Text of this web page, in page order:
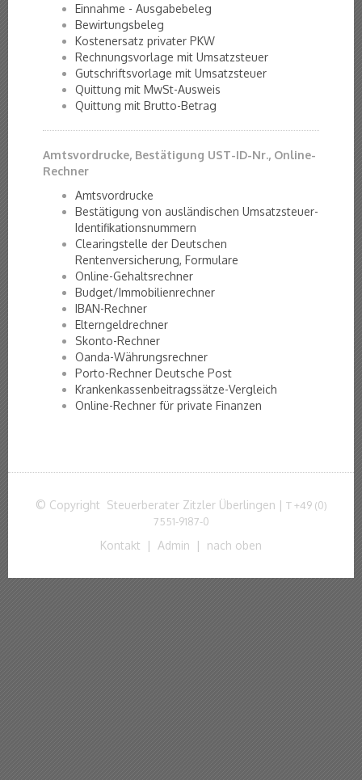
Einnahme - Ausgabebeleg
Bewirtungsbeleg
Kostenersatz privater PKW
Rechnungsvorlage mit Umsatzsteuer
Gutschriftsvorlage mit Umsatzsteuer
Quittung mit MwSt-Ausweis
Quittung mit Brutto-Betrag
Amtsvordrucke, Bestätigung UST-ID-Nr., Online-
Rechner
Amtsvordrucke
Bestätigung von ausländischen Umsatzsteuer-
Identifikationsnummern
Clearingstelle der Deutschen
Rentenversicherung, Formulare
Online-Gehaltsrechner
Budget/Immobilienrechner
IBAN-Rechner
Elterngeldrechner
Skonto-Rechner
Oanda-Währungsrechner
Porto-Rechner Deutsche Post
Krankenkassenbeitragssätze-Vergleich
Online-Rechner für private Finanzen
© Copyright Steuerberater Zitzler Überlingen | T+49 (0)
7551-9187-0
Kontakt | Admin | nach oben